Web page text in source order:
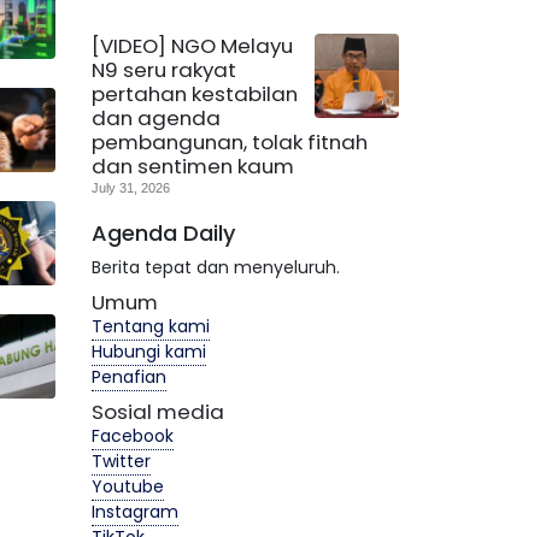
[VIDEO] NGO Melayu
N9 seru rakyat
pertahan kestabilan
dan agenda
pembangunan, tolak fitnah
dan sentimen kaum
July 31, 2026
Agenda Daily
Berita tepat dan menyeluruh.
Umum
Tentang kami
Hubungi kami
Penafian
Sosial media
Facebook
Twitter
Youtube
Instagram